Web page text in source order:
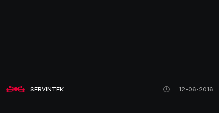
SERVINTEK 12-06-2016